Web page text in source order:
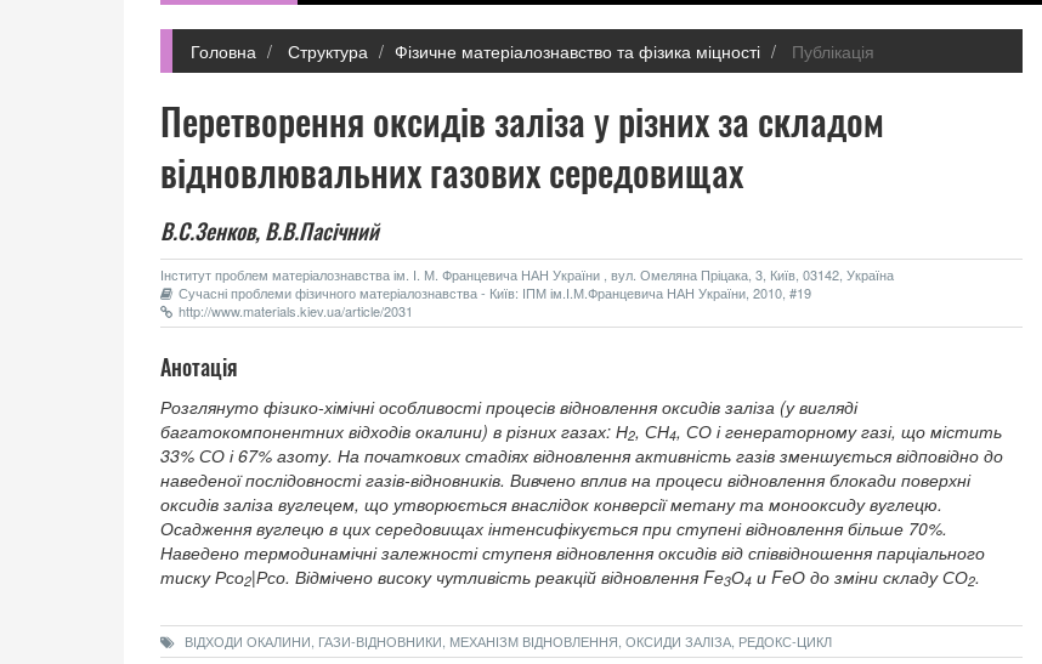
Головна Структура Фізичне матеріалознавство та фізика міцності Публікація
Перетворення оксидів заліза у різних за складом
відновлювальних газових середовищах
В.С.Зенков, В.В.Пасічний
Інститут проблем матеріалознавства ім. І. М. Францевича НАН України , вул. Омеляна Пріцака, 3, Київ, 03142, Україна
Сучасні проблеми фізичного матеріалознавства - Київ: ІПМ ім.І.М.Францевича НАН України, 2010, #19
http://www.materials.kiev.ua/article/2031
Анотація
Розглянуто фізико-хімічні особливості процесів відновлення оксидів заліза (у вигляді
багатокомпонентних відходів окалини) в різних газах: Н2, СН4, СО і генераторному газі, що містить
33% СО і 67% азоту. На початкових стадіях відновлення активність газів зменшується відповідно до
наведеної послідовності газів-відновників. Вивчено вплив на процеси відновлення блокади поверхні
оксидів заліза вуглецем, що утворюється внаслідок конверсії метану та монооксиду вуглецю.
Осадження вуглецю в цих середовищах інтенсифікується при ступені відновлення більше 70%.
Наведено термодинамічні залежності ступеня відновлення оксидів від співвідношення парціального
тиску Рсо2|Рсо. Відмічено високу чутливість реакцій відновлення Fе3О4 и FеО до зміни складу СО2.
ВІДХОДИ ОКАЛИНИ, ГАЗИ-ВІДНОВНИКИ, МЕХАНІЗМ ВІДНОВЛЕННЯ, ОКСИДИ ЗАЛІЗА, РЕДОКС-ЦИКЛ